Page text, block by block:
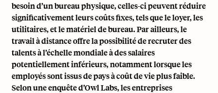
besoin d’un bureau physique, celles-ci peuvent réduire
significativement leurs coûts fixes, tels que le loyer, les
utilitaires, et le matériel de bureau. Par ailleurs, le
travail à distance offre la possibilité de recruter des
talents à l’échelle mondiale à des salaires
potentiellement inférieurs, notamment lorsque les
employés sont issus de pays à coût de vie plus faible.
Selon une enquête d’Owl Labs, les entreprises